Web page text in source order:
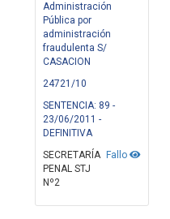
Administración
Pública por
administración
fraudulenta S/
CASACION
24721/10
SENTENCIA: 89 -
23/06/2011 -
DEFINITIVA
Fallo
SECRETARÍA
PENAL STJ
Nº2